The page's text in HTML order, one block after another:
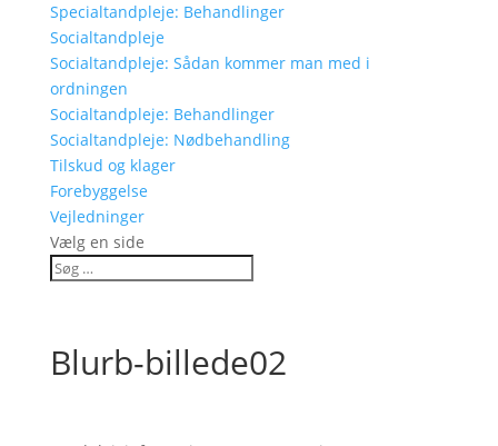
Specialtandpleje: Behandlinger
Socialtandpleje
Socialtandpleje: Sådan kommer man med i
ordningen
Socialtandpleje: Behandlinger
Socialtandpleje: Nødbehandling
Tilskud og klager
Forebyggelse
Vejledninger
Vælg en side
Blurb-billede02